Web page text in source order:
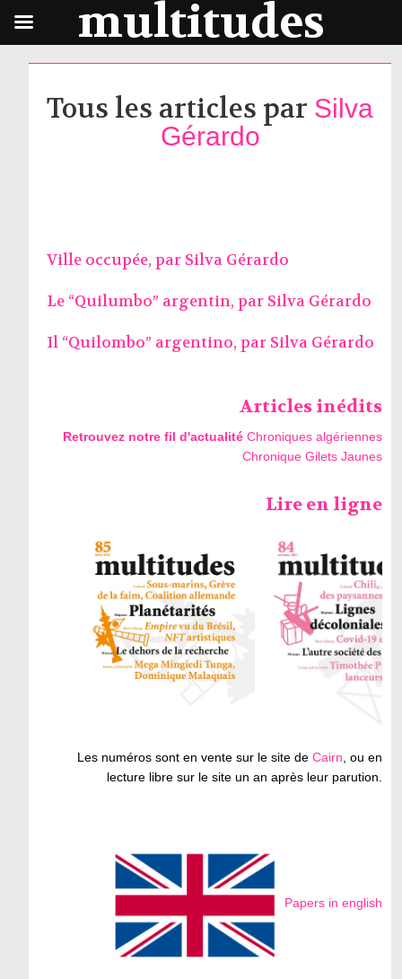
Tous les articles par Silva
Gérardo
Ville occupée, par Silva Gérardo
Le “Quilumbo” argentin, par Silva Gérardo
Il “Quilombo” argentino, par Silva Gérardo
Articles inédits
Retrouvez notre fil d'actualité Chroniques algériennes
Chronique Gilets Jaunes
Lire en ligne
Les numéros sont en vente sur le site deCairn, ou en
lecture libre sur le site un an après leur parution.
Papers in english
multitudes